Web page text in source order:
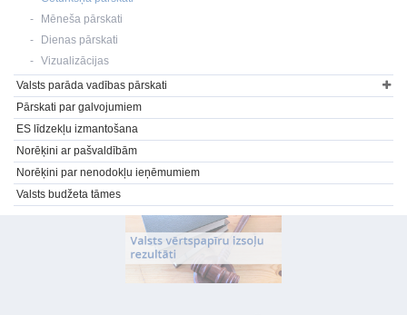
Mēneša pārskati
Dienas pārskati
Vizualizācijas
Valsts parāda vadības pārskati
Pārskati par galvojumiem
ES līdzekļu izmantošana
Norēķini ar pašvaldībām
Norēķini par nenodokļu ieņēmumiem
Valsts budžeta tāmes